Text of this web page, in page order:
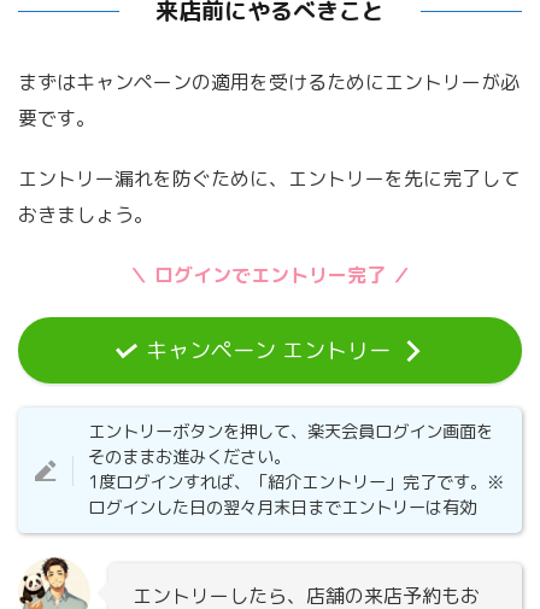
来店前にやるべきこと
まずはキャンペーンの適用を受けるためにエントリーが必
要です。
エントリー漏れを防ぐために、エントリーを先に完了して
おきましょう。
＼ ログインでエントリー完了 ／
キャンペーン エントリー
エントリーボタンを押して、楽天会員ログイン画面を
そのままお進みください。
1度ログインすれば、「紹介エントリー」完了です。※
ログインした日の翌々月末日までエントリーは有効
エントリーしたら、店舗の来店予約もお